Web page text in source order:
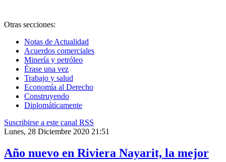
Otras secciones:
Notas de Actualidad
Acuerdos comerciales
Minería y petróleo
Érase una vez
Trabajo y salud
Economía al Derecho
Construyendo
Diplomáticamente
Suscribirse a este canal RSS
Lunes, 28 Diciembre 2020 21:51
Año nuevo en Riviera Nayarit, la mejor